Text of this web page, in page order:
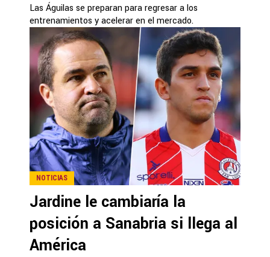
Las Águilas se preparan para regresar a los
entrenamientos y acelerar en el mercado.
NOTICIAS
Jardine le cambiaría la
posición a Sanabria si llega al
América